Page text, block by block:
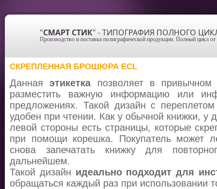
"СМАРТ СТИК" - ТИПОГРАФИЯ ПОЛНОГО
Производство и поставка полиграфической продукции. Полный цикл от
СКРЕПЛЕННАЯ БРОШЮРА ECL
Даннаяэтикеткапозволяет в привычном
разместить важную информацию или
предложениях. Такой дизайн с
удобен при чтении. Как у обычной книжки, у
левой стороны есть страницы, которые
при помощи корешка. Покупатель может
снова запечатать книжку для
дальнейшем.
Такой дизайн идеально подходит для
обращаться каждый раз при использовании